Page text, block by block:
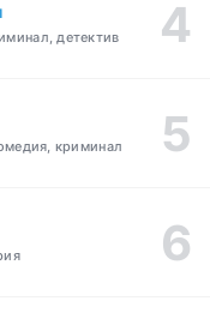
детектив
криминал